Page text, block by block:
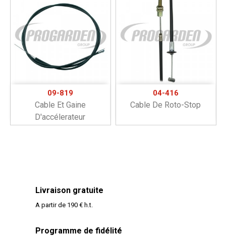
09-819
Cable Et Gaine
D'accélerateur
04-416
Cable De Roto-Stop
Livraison gratuite
A partir de 190 € h.t.
Programme de fidélité